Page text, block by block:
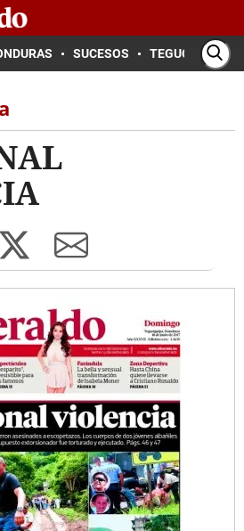
SUCESOS TEGUCIGALPA